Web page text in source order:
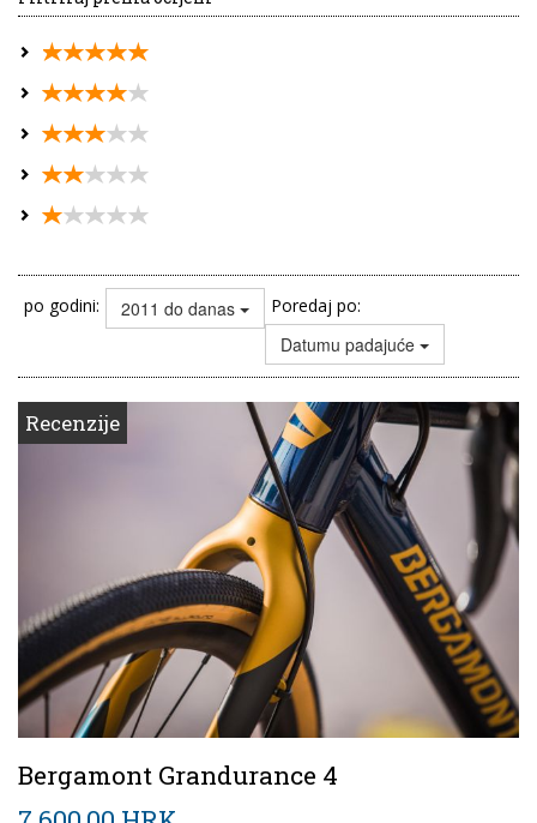
po godini: 2011 do danas Poredaj po:
Datumu padajuće
Recenzije
Bergamont Grandurance 4